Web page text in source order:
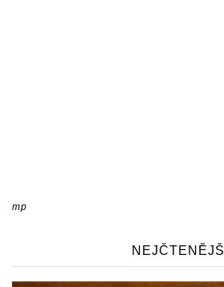
mp
NEJČTENĚJŠÍ